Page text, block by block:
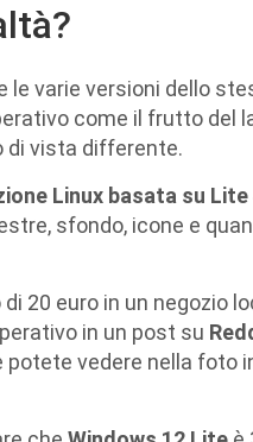
le varie versioni dello
come il frutto del
di vista differente.
Linux basata su Lite
sfondo, icone e
20 euro in un negozio
in un post su
vedere nella foto